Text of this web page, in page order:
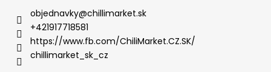
objednavky@chillimarket.sk
+421917718581
https://www.fb.com/ChiliMarket.CZ.SK/
chillimarket_sk_cz